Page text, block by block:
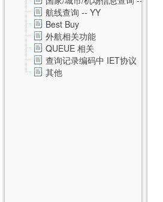
航线查询 -- YY
Best Buy
外航相关功能
QUEUE 相关
查询记录编码中 IET协议
其他